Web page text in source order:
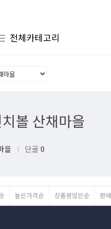
전체카테고리
볼 산채마을
을 | 단골 0
높은가격순 상품평많은순 판